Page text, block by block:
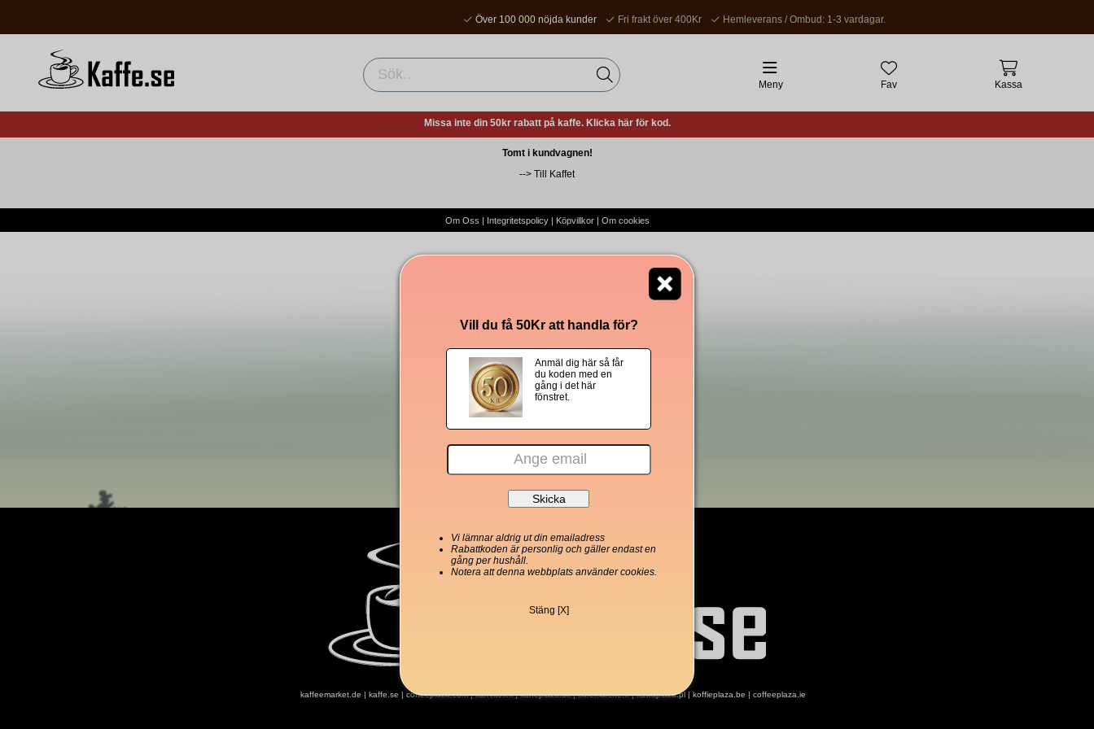
Över 100 000 nöjda kunder Fri frakt över 400Kr Hemleverans / Ombud: 1-3 vardagar.
Meny Fav Kassa
Missa inte din 50kr rabatt på kaffe. Klicka här för kod.
Tomt i kundvagnen!
--> Till Kaffet
Om Oss | Integritetspolicy| Köpvillkor| Om cookies
kaffeemarket.de | kaffe.se | coffeeplaza.com|kahvitori.fi|kaffeplaza.dk|cafemarche.fr|kawaplaza.pl | koffieplaza.be | coffeeplaza.ie
Vill du få 50Kr att handla för?
Anmäl dig här så får
du koden med en
gång i det här
fönstret.
Vi lämnar aldrig ut din emailadress
Rabattkoden är personlig och gäller endast en
gång per hushåll.
Notera att denna webbplats använder cookies.
Stäng [X]